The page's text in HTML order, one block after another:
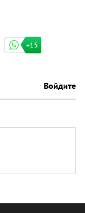
+15
Войдите